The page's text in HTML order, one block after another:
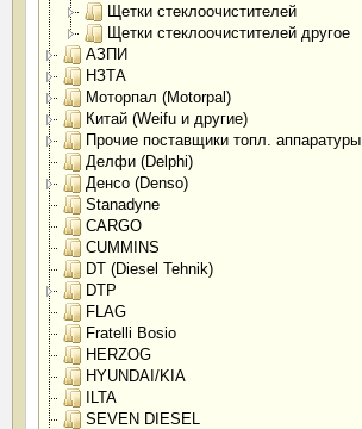
Щетки стеклоочистителей
Щетки стеклоочистителей другое
АЗПИ
НЗТА
Моторпал (Motorpal)
Китай (Weifu и другие)
Прочие поставщики топл. аппаратуры
Делфи (Delphi)
Денсо (Denso)
Stanadyne
CARGO
CUMMINS
DT (Diesel Tehnik)
DTP
FLAG
Fratelli Bosio
HERZOG
HYUNDAI/KIA
ILTA
SEVEN DIESEL